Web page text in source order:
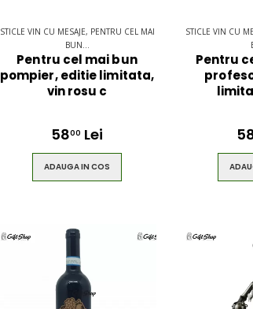
STICLE VIN CU MESAJE, PENTRU CEL MAI
BUN...
Pentru cel mai bun
pompier, editie limitata,
vin rosu c
5800 Lei
ADAUGA IN COS
STICLE VIN CU
Pentru